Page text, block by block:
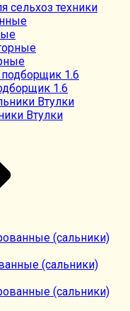
сельхоз техники
1.6
Втулки
(сальники)